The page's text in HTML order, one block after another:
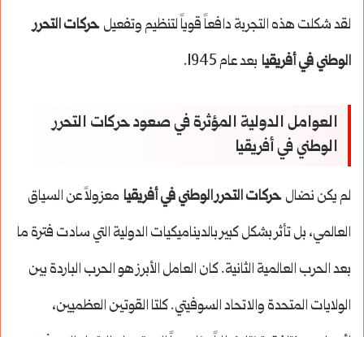
لقد شكلت هذه التجربة دافعاً قوياً لتنظيم وتفعيلحركات التحرر
الوطني في أفريقيا بعد عام 1945.
العوامل الدولية المؤثرة في صعود حركات التحرر
الوطني في أفريقيا
لم يكن نضالحركات التحرر الوطني في أفريقيا معزولاً عن السياق
العالمي، بل تأثر بشكل كبير بالديناميكيات الدولية التي سادت فترة ما
بعد الحرب العالمية الثانية. كان العامل الأبرز هو الحرب الباردة بين
الولايات المتحدة والاتحاد السوفيتي. كلتا القوتين العظميين،